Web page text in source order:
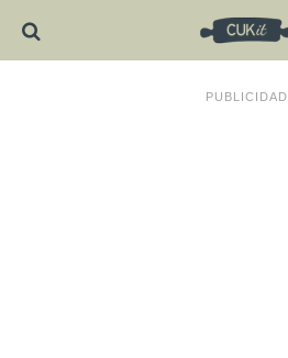
PUBLICIDAD